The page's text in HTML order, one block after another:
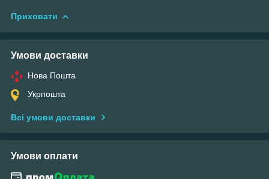
Приховати
Умови доставки
Нова Пошта
Укрпошта
Всі умови доставки
Умови оплати